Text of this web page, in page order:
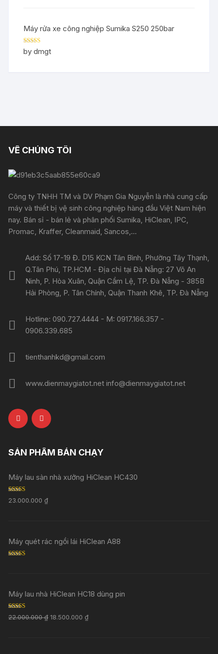
Máy rửa xe công nghiệp Sumika S250 250bar
Rated5out
of 5
by dmgt
VỀ CHÚNG TÔI
Công ty TNHH TM và DV Phạm Gia Nguyễn là nhà cung cấp
máy và thiết bị vệ sinh công nghiệp hàng đầu Việt Nam hiện
nay. Bán sỉ - bán lẻ và phân phối Sumika, HiClean, IPC,
Promac, Kraffer, Cleanmaid, Sancos,...
Add: Số 17-19 Đ. D15 KCN Tân Bình, Phường Tây Thạnh,
Q.Tân Phú, TP.HCM - Địa chỉ tại Đà Nẵng: 27 Võ An
Ninh, P. Hòa Xuân, Quận Cẩm Lệ, TP. Đà Nẵng - 385B
Hải Phòng, P. Tân Chính, Quận Thanh Khê, TP. Đà Nẵng
Hotline: 090.727.4444 - M: 0917.166.357 -
0906.339.685
tienthanhkd@gmail.com
www.dienmaygiatot.net info@dienmaygiatot.net
SẢN PHẨM BÁN CHẠY
Máy lau sàn nhà xưởng HiClean HC430
Rated5.00
out of 5
23.000.000₫
Máy quét rác ngồi lái HiClean A88
Máy lau nhà HiClean HC18 dùng pin
Rated5.00
out of 5
22.000.000₫ 18.500.000₫